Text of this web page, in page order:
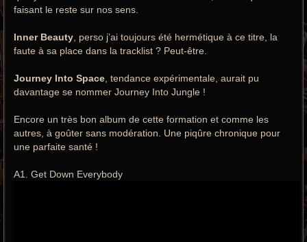
faisant le reste sur nos sens.
Inner Beauty , perso j’ai toujours été hermétique à ce titre, la
faute à sa place dans la tracklist ? Peut-être.
Journey Into Space , tendance expérimentale, aurait pu
davantage se nommer Journey Into Jungle !
Encore un très bon album de cette formation et comme les
autres, à goûter sans modération. Une piqûre chronique pour
une parfaite santé !
A1. Get Down Everybody